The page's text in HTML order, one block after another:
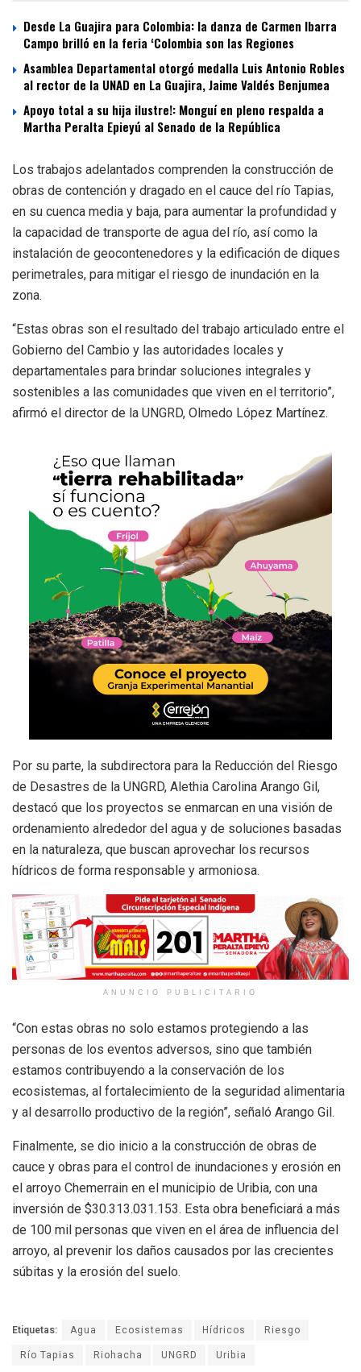
Desde La Guajira para Colombia: la danza de Carmen Ibarra
Campo brilló en la feria ‘Colombia son las Regiones
Asamblea Departamental otorgó medalla Luis Antonio Robles
al rector de la UNAD en La Guajira, Jaime Valdés Benjumea
Apoyo total a su hija ilustre!: Monguí en pleno respalda a
Martha Peralta Epieyú al Senado de la República
Los trabajos adelantados comprenden la construcción de
obras de contención y dragado en el cauce del río Tapias,
en su cuenca media y baja, para aumentar la profundidad y
la capacidad de transporte de agua del río, así como la
instalación de geocontenedores y la edificación de diques
perimetrales, para mitigar el riesgo de inundación en la
zona.
“Estas obras son el resultado del trabajo articulado entre el
Gobierno del Cambio y las autoridades locales y
departamentales para brindar soluciones integrales y
sostenibles a las comunidades que viven en el territorio”,
afirmó el director de la UNGRD, Olmedo López Martínez.
Por su parte, la subdirectora para la Reducción del Riesgo
de Desastres de la UNGRD, Alethia Carolina Arango Gil,
destacó que los proyectos se enmarcan en una visión de
ordenamiento alrededor del agua y de soluciones basadas
en la naturaleza, que buscan aprovechar los recursos
hídricos de forma responsable y armoniosa.
ANUNCIO PUBLICITARIO
“Con estas obras no solo estamos protegiendo a las
personas de los eventos adversos, sino que también
estamos contribuyendo a la conservación de los
ecosistemas, al fortalecimiento de la seguridad alimentaria
y al desarrollo productivo de la región”, señaló Arango Gil.
Finalmente, se dio inicio a la construcción de obras de
cauce y obras para el control de inundaciones y erosión en
el arroyo Chemerrain en el municipio de Uribia, con una
inversión de $30.313.031.153. Esta obra beneficiará a más
de 100 mil personas que viven en el área de influencia del
arroyo, al prevenir los daños causados por las crecientes
súbitas y la erosión del suelo.
Etiquetas: Agua Ecosistemas Hídricos
Riesgo
Río Tapias
Riohacha UNGRD Uribia